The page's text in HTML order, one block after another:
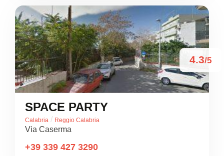
4.3/5
SPACE PARTY
Calabria / Reggio Calabria
Via Caserma
+39 339 427 3290